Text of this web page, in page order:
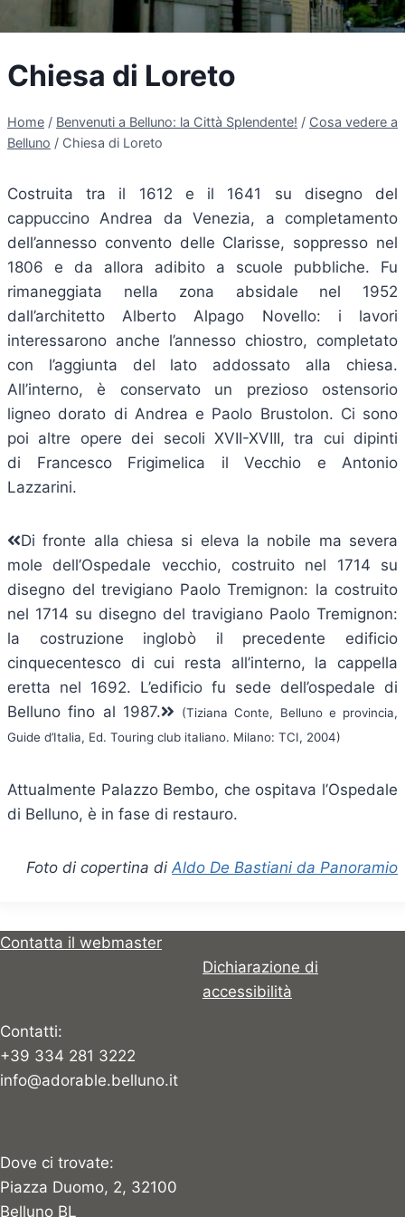
Chiesa di Loreto
Home / Benvenuti a Belluno: la Città Splendente! / Cosa vedere a
Belluno / Chiesa di Loreto
Costruita tra il 1612 e il 1641 su disegno del
cappuccino Andrea da Venezia, a completamento
dell’annesso convento delle Clarisse, soppresso nel
1806 e da allora adibito a scuole pubbliche. Fu
rimaneggiata nella zona absidale nel 1952
dall’architetto Alberto Alpago Novello: i lavori
interessarono anche l’annesso chiostro, completato
con l’aggiunta del lato addossato alla chiesa.
All’interno, è conservato un prezioso ostensorio
ligneo dorato di Andrea e Paolo Brustolon. Ci sono
poi altre opere dei secoli XVII-XVIII, tra cui dipinti
di Francesco Frigimelica il Vecchio e Antonio
Lazzarini.
Di fronte alla chiesa si eleva la nobile ma severa
mole dell’Ospedale vecchio, costruito nel 1714 su
disegno del trevigiano Paolo Tremignon: la costruito
nel 1714 su disegno del travigiano Paolo Tremignon:
la costruzione inglobò il precedente edificio
cinquecentesco di cui resta all’interno, la cappella
eretta nel 1692. L’edificio fu sede dell’ospedale di
Belluno fino al 1987.
(Tiziana Conte, Belluno e provincia,
Guide d’Italia, Ed. Touring club italiano. Milano: TCI, 2004)
Attualmente Palazzo Bembo, che ospitava l’Ospedale
di Belluno, è in fase di restauro.
Foto di copertina di Aldo De Bastiani da Panoramio
Contatta il webmaster
Dichiarazione di
accessibilità
Contatti:
+39 334 281 3222
info@adorable.belluno.it
Dove ci trovate:
Piazza Duomo, 2, 32100
Belluno BL